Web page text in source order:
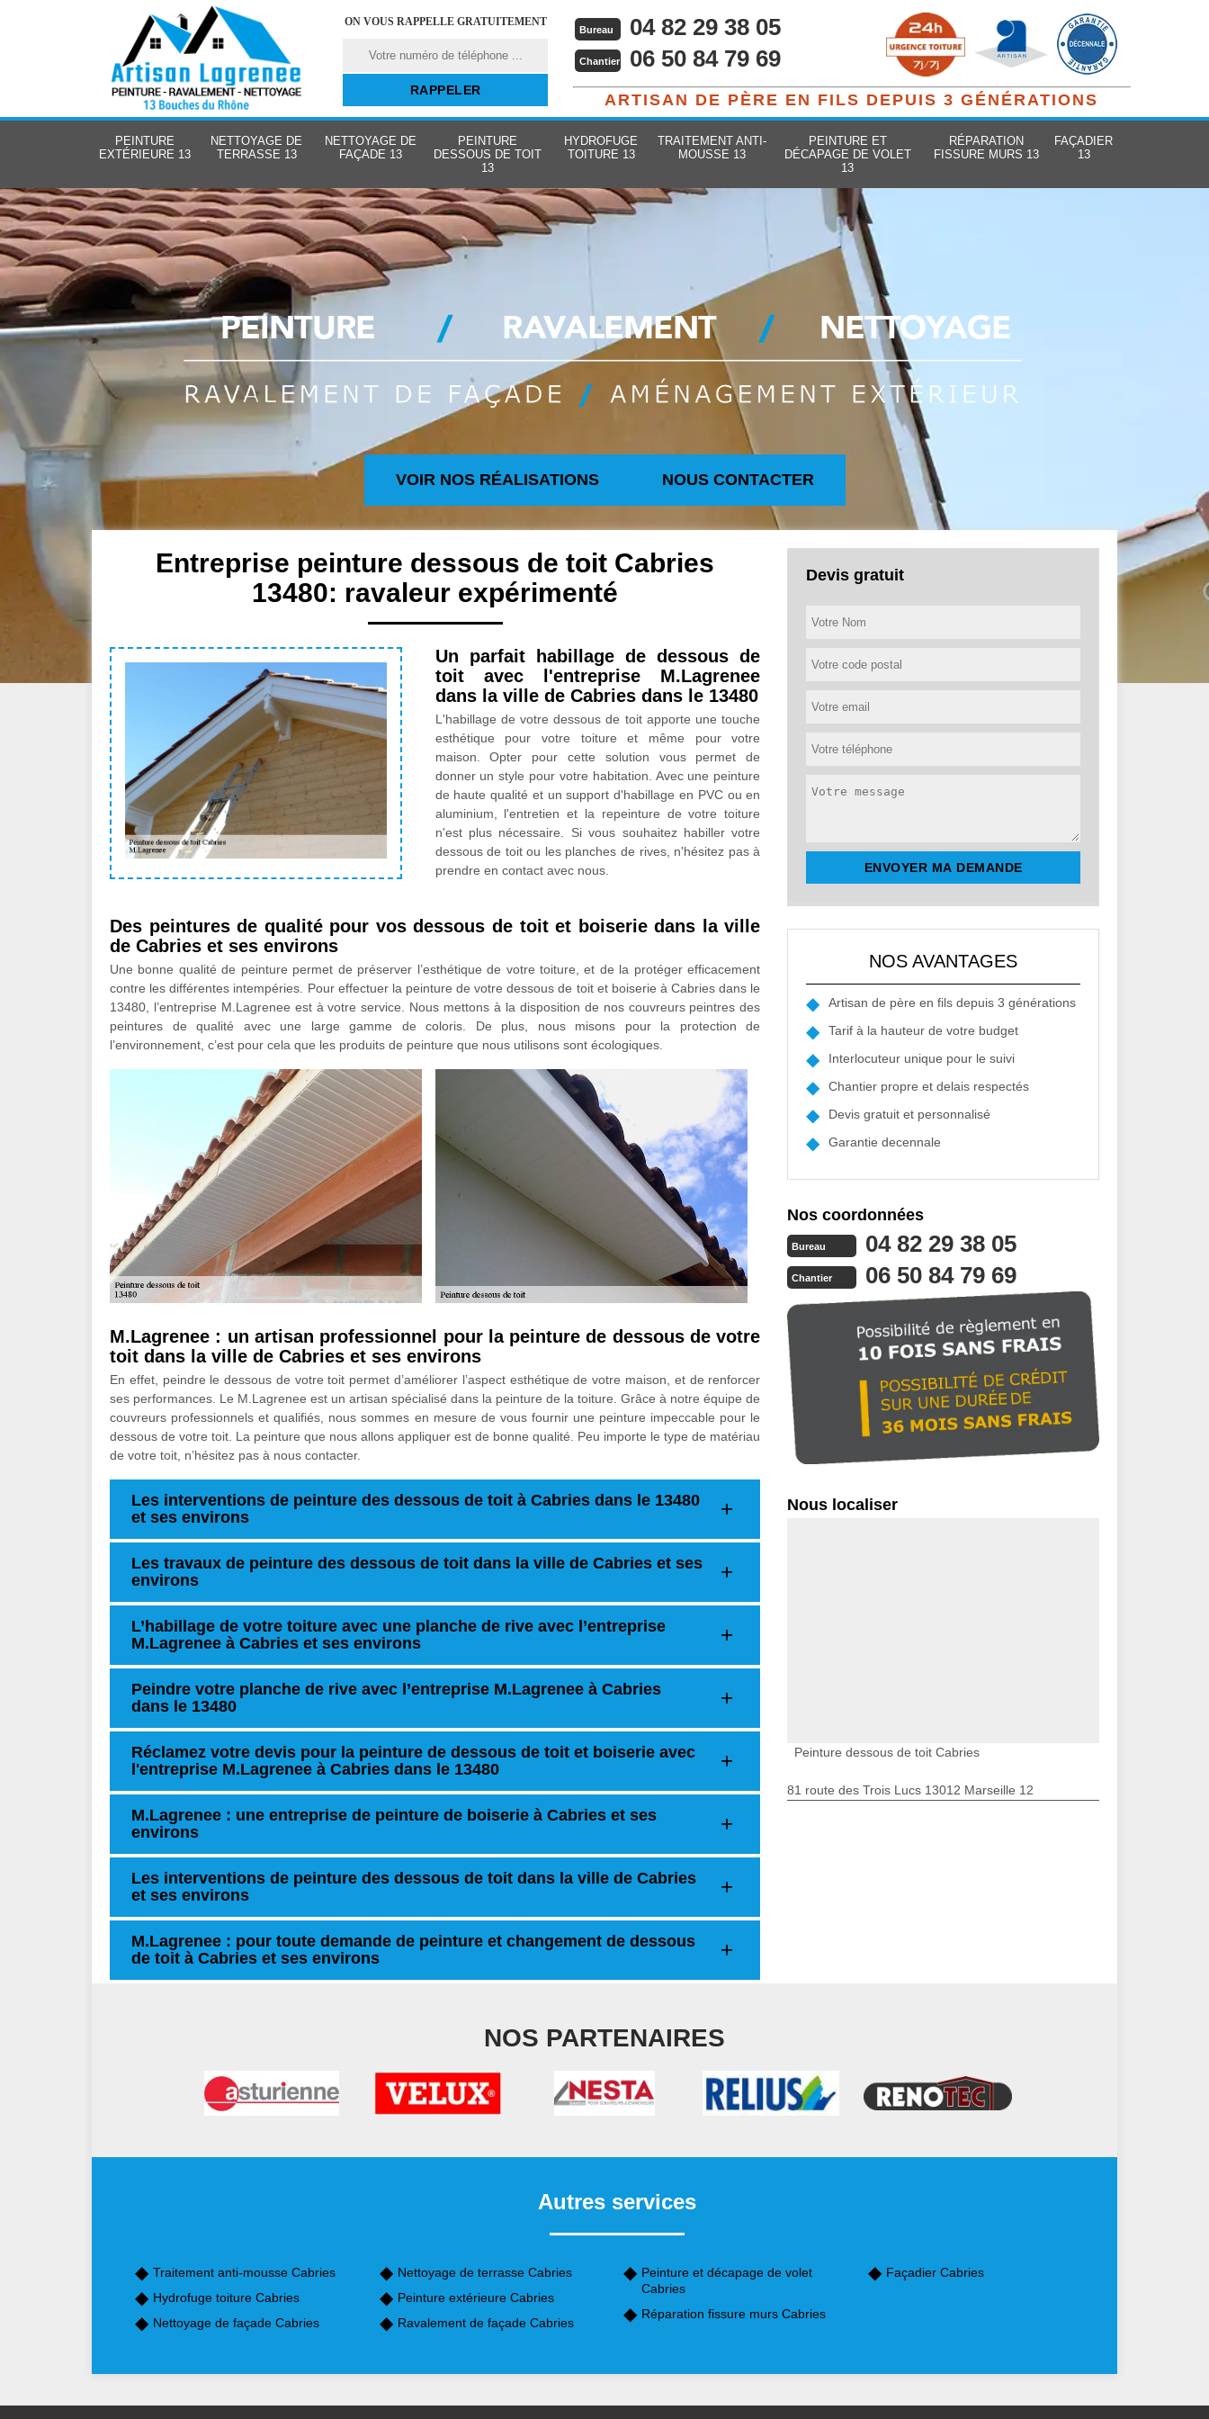
ON VOUS RAPPELLE GRATUITEMENT
Bureau 04 82 29 38 05
Chantier 06 50 84 79 69
ARTISAN DE PÈRE EN FILS DEPUIS 3 GÉNÉRATIONS
PEINTURE
EXTÉRIEURE 13
NETTOYAGE DE
TERRASSE 13
NETTOYAGE DE
FAÇADE 13
PEINTURE
DESSOUS DE TOIT
13
HYDROFUGE
TOITURE 13
TRAITEMENT ANTI-
MOUSSE 13
PEINTURE ET
DÉCAPAGE DE VOLET
13
RÉPARATION
FISSURE MURS 13
FAÇADIER
13
VOIR NOS RÉALISATIONS NOUS CONTACTER
Entreprise peinture dessous de toit Cabries
13480: ravaleur expérimenté
Un parfait habillage de dessous de
toit avec l'entreprise M.Lagrenee
dans la ville de Cabries dans le 13480
L'habillage de votre dessous de toit apporte une touche
esthétique pour votre toiture et même pour votre
maison. Opter pour cette solution vous permet de
donner un style pour votre habitation. Avec une peinture
de haute qualité et un support d'habillage en PVC ou en
aluminium, l'entretien et la repeinture de votre toiture
n'est plus nécessaire. Si vous souhaitez habiller votre
dessous de toit ou les planches de rives, n'hésitez pas à
prendre en contact avec nous.
Des peintures de qualité pour vos dessous de toit et boiserie dans la ville
de Cabries et ses environs
Une bonne qualité de peinture permet de préserver l’esthétique de votre toiture, et de la protéger efficacement
contre les différentes intempéries. Pour effectuer la peinture de votre dessous de toit et boiserie à Cabries dans le
13480, l’entreprise M.Lagrenee est à votre service. Nous mettons à la disposition de nos couvreurs peintres des
peintures de qualité avec une large gamme de coloris. De plus, nous misons pour la protection de
l’environnement, c’est pour cela que les produits de peinture que nous utilisons sont écologiques.
M.Lagrenee : un artisan professionnel pour la peinture de dessous de votre
toit dans la ville de Cabries et ses environs
En effet, peindre le dessous de votre toit permet d’améliorer l’aspect esthétique de votre maison, et de renforcer
ses performances. Le M.Lagrenee est un artisan spécialisé dans la peinture de la toiture. Grâce à notre équipe de
couvreurs professionnels et qualifiés, nous sommes en mesure de vous fournir une peinture impeccable pour le
dessous de votre toit. La peinture que nous allons appliquer est de bonne qualité. Peu importe le type de matériau
de votre toit, n’hésitez pas à nous contacter.
Les interventions de peinture des dessous de toit à Cabries dans le 13480
et ses environs
Les travaux de peinture des dessous de toit dans la ville de Cabries et ses
environs
L’habillage de votre toiture avec une planche de rive avec l’entreprise
M.Lagrenee à Cabries et ses environs
Peindre votre planche de rive avec l’entreprise M.Lagrenee à Cabries
dans le 13480
Réclamez votre devis pour la peinture de dessous de toit et boiserie avec
l'entreprise M.Lagrenee à Cabries dans le 13480
M.Lagrenee : une entreprise de peinture de boiserie à Cabries et ses
environs
Les interventions de peinture des dessous de toit dans la ville de Cabries
et ses environs
M.Lagrenee : pour toute demande de peinture et changement de dessous
de toit à Cabries et ses environs
Devis gratuit
NOS AVANTAGES
Artisan de père en fils depuis 3 générations
Tarif à la hauteur de votre budget
Interlocuteur unique pour le suivi
Chantier propre et delais respectés
Devis gratuit et personnalisé
Garantie decennale
Nos coordonnées
Bureau 04 82 29 38 05
Chantier 06 50 84 79 69
Nous localiser
Peinture dessous de toit Cabries
81 route des Trois Lucs 13012 Marseille 12
NOS PARTENAIRES
Autres services
Traitement anti-mousse Cabries
Hydrofuge toiture Cabries
Nettoyage de façade Cabries
Nettoyage de terrasse Cabries
Peinture extérieure Cabries
Ravalement de façade Cabries
Peinture et décapage de volet
Cabries
Réparation fissure murs Cabries
Façadier Cabries